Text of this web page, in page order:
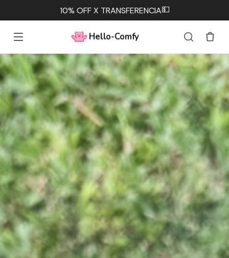
10% OFF X TRANSFERENCIA💵
Hello-Comfy